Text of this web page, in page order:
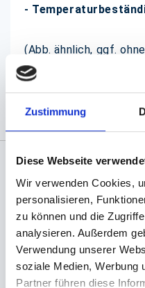
Zustimmung
Diese Webseite
Wir verwenden Cookies,
personalisieren,
zu können und die
analysieren. Außerdem
Verwendung unserer
soziale Medien, Werbung
Partner führen diese
-
(Abb. ähnlich, ggf.
können auf dem
das Produkt selber)
Angaben zur
Bullhamm 24-26, D-
Sie könnten auch an
interessiert sein